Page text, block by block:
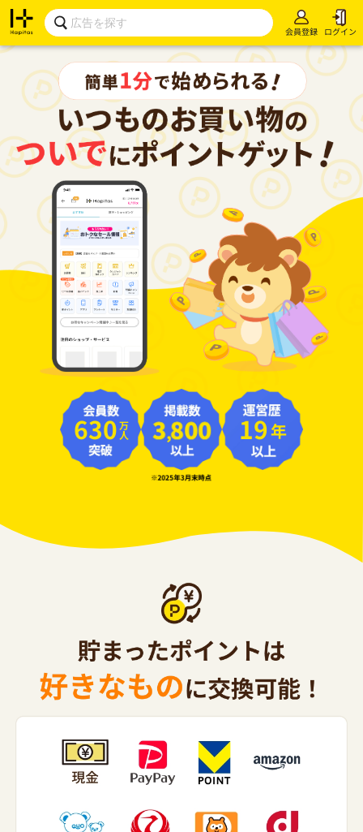
会員登録 ログイン
630万人 19年